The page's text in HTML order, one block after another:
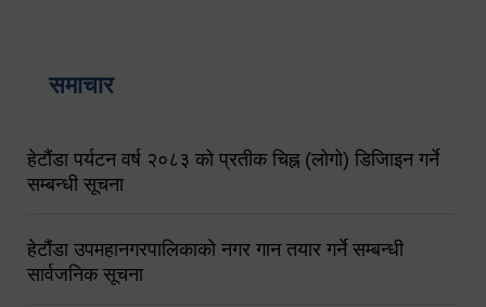
समाचार
हेटौंडा पर्यटन वर्ष २०८३ को प्रतीक चिह्न (लोगो) डिजिाइन गर्ने
सम्बन्धी सूचना
हेटौंडा उपमहानगरपालिकाको नगर गान तयार गर्ने सम्बन्धी
सार्वजनिक सूचना